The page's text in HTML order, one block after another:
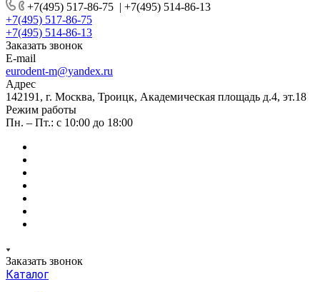
+7(495) 517-86-75 | +7(495) 514-86-13
+7(495) 517-86-75
+7(495) 514-86-13
Заказать звонок
E-mail
eurodent-m@yandex.ru
Адрес
142191, г. Москва, Троицк, Академическая площадь д.4, эт.18
Режим работы
Пн. – Пт.: с 10:00 до 18:00
Заказать звонок
Каталог